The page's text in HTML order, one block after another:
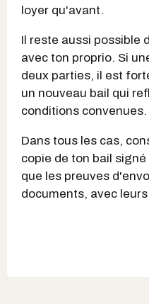
loyer qu'avant.
Il reste aussi possible
avec ton proprio. Si
deux parties, il est
un nouveau bail qui
conditions convenues.
Dans tous les cas,
copie de ton bail
que les preuves
documents, avec